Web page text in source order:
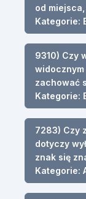
od
Kategorie:
9310) Czy
zachować
Kategorie:
7283) Czy
dotyczy
znak się
Kategorie: